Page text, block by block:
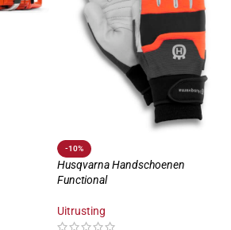
-10%
Husqvarna Handschoenen
Functional
Uitrusting